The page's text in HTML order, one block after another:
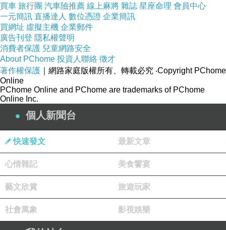
買車 旅行團 汽車險推薦 線上麻將 雜誌 星座命理 會員中心
一元簡訊 直播達人 數位憑證 企業簡訊
買網址 虛擬主機 企業郵件
廣告刊登 隱私權聲明
消費者保護 兒童網路安全
About PChome 投資人聯絡 徵才
著作權保護 ｜網路家庭版權所有、轉載必究 ‧Copyright PChome
Online
PChome Online and PChome are trademarks of PChome
Online Inc.
個人新聞台
快速發文 最新文章
心情雜記 美食饗宴
藝文欣賞 旅遊玩家
社會萬象 影視娛樂